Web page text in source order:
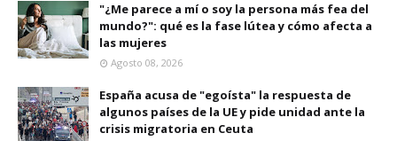
"¿Me parece a mí o soy la persona más fea del
mundo?": qué es la fase lútea y cómo afecta a
las mujeres
Agosto 08, 2026
España acusa de "egoísta" la respuesta de
algunos países de la UE y pide unidad ante la
crisis migratoria en Ceuta